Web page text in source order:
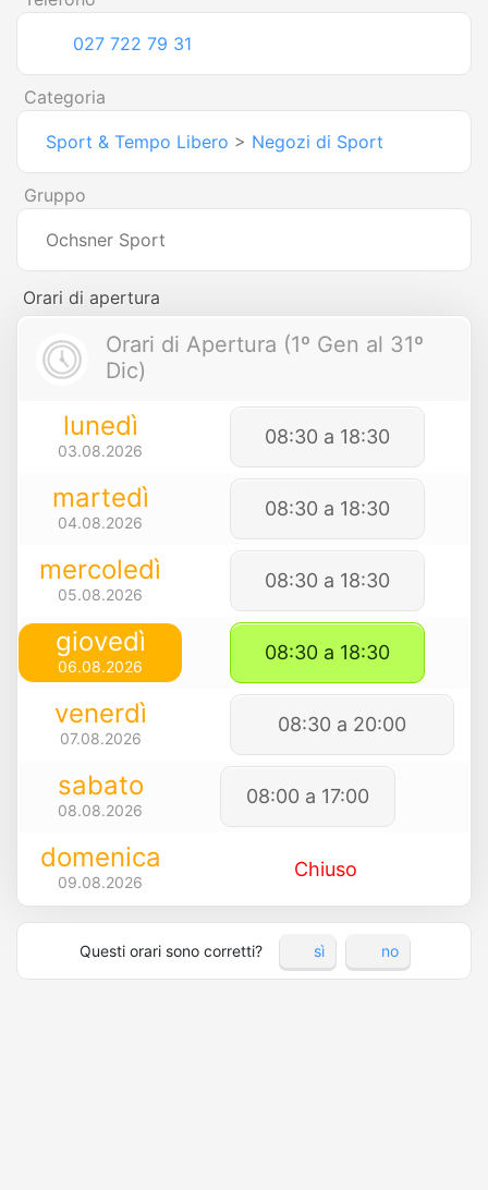
027 722 79 31
Categoria
Sport & Tempo Libero > Negozi di Sport
Gruppo
Ochsner Sport
Orari di apertura
Orari di Apertura (1º Gen al 31º
Dic)
lunedì
03.08.2026
08:30 a 18:30
martedì
04.08.2026
08:30 a 18:30
mercoledì
05.08.2026
08:30 a 18:30
giovedì
06.08.2026
08:30 a 18:30
venerdì
07.08.2026
08:30 a 20:00
sabato
08.08.2026
08:00 a 17:00
domenica
09.08.2026
Chiuso
Questi orari sono corretti? sì no